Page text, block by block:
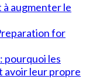
augmenter le
for
pourquoi les
avoir leur propre